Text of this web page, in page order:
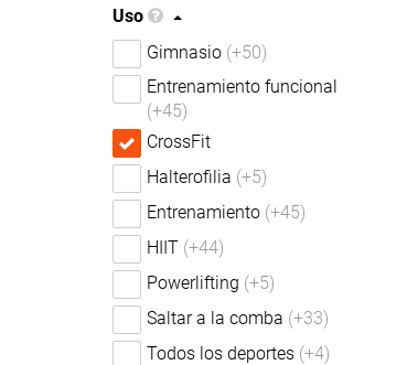
Uso
Gimnasio (+50)
Entrenamiento funcional
(+45)
CrossFit
Halterofilia (+5)
Entrenamiento (+45)
HIIT (+44)
Powerlifting (+5)
Saltar a la comba (+33)
Todos los deportes (+4)